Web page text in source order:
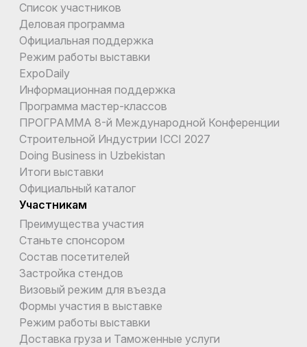
Список участников
Деловая программа
Официальная поддержка
Режим работы выставки
ExpoDaily
Информационная поддержка
Программа мастер-классов
ПРОГРАММА 8-й Международной Конференции
Строительной Индустрии ICCI 2027
Doing Business in Uzbekistan
Итоги выставки
Официальный каталог
Участникам
Преимущества участия
Станьте спонсором
Состав посетителей
Застройка стендов
Визовый режим для въезда
Формы участия в выставке
Режим работы выставки
Доставка груза и Таможенные услуги